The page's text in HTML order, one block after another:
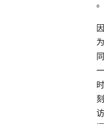
。
因
为
同
一
时
刻
访